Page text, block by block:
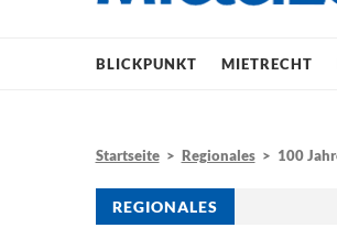
BLICKPUNKT MIETRECHT
Startseite> Regionales> 100
REGIONALES